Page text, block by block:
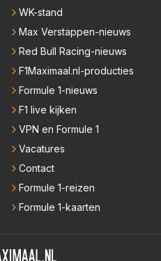
WK-stand
Max Verstappen-nieuws
Red Bull Racing-nieuws
F1Maximaal.nl-producties
Formule 1-nieuws
F1 live kijken
VPN en Formule 1
Vacatures
Contact
Formule 1-reizen
Formule 1-kaarten